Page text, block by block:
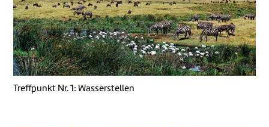
Treffpunkt Nr. 1: Wasserstellen